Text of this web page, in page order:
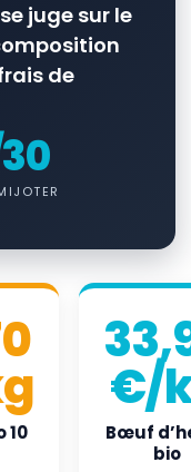
juge sur le
de
10
€/
Bœuf
bio